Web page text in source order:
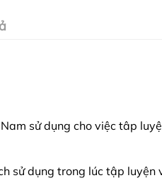
sử dụng cho việc tâp
sử dụng trong lúc tập luyện